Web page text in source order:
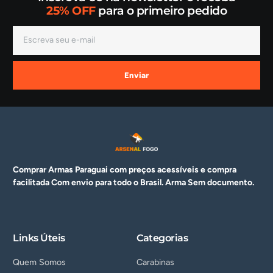
25% OFFpara o primeiro pedido
Enviar
Comprar Armas Paraguai com preços acessíveis e compra
facilitada Com envio para todo o Brasil. ArmaSem documento.
Links Úteis
Quem Somos
Categorias
Carabinas